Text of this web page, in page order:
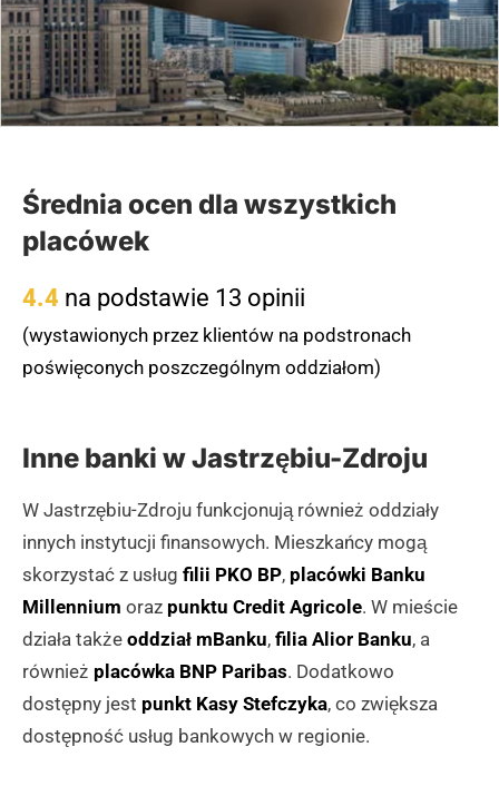
Średnia ocen dla wszystkich
placówek
4.4 na podstawie 13 opinii
(wystawionych przez klientów na podstronach
poświęconych poszczególnym oddziałom)
Inne banki w Jastrzębiu-Zdroju
W Jastrzębiu-Zdroju funkcjonują również oddziały
innych instytucji finansowych. Mieszkańcy mogą
skorzystać z usług filii PKO BP, placówki Banku
Millennium oraz punktu Credit Agricole. W mieście
działa także oddział mBanku, filia Alior Banku, a
również placówka BNP Paribas. Dodatkowo
dostępny jest punkt Kasy Stefczyka, co zwiększa
dostępność usług bankowych w regionie.